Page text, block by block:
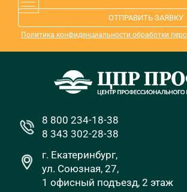
ОТПРАВИТЬ ЗАЯВКУ
Политика конфиденциальности обработки
8 800 234-18-38
8 343 302-28-38
г. Екатеринбург,
ул. Союзная, 27,
1 офисный подъезд, 2 этаж